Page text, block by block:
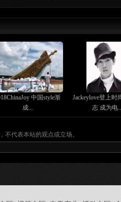
中国style渐
成...
Jackeylove登上时
志 成为电
不代表本站的观点或立场。